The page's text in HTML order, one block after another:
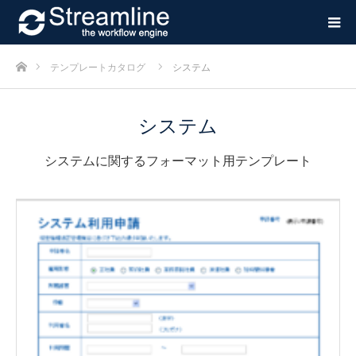
ホームテンプレートカタログ システム
システム
システムに関するフォーマット用テンプレート